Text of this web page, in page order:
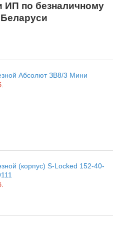
ИП по безналичному
Абсолют ЗВ8/3 Мини
(корпус) S-Locked 152-40-